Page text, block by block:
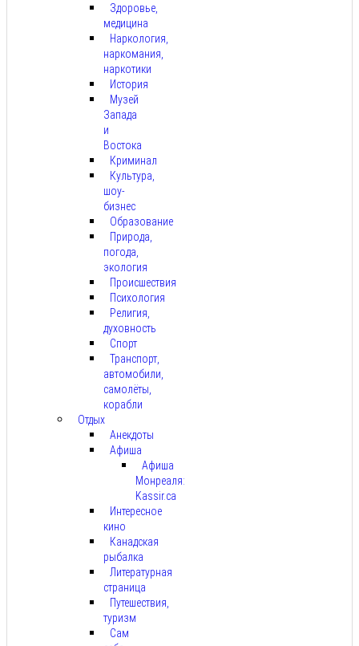
Здоровье,
медицина
Наркология,
наркомания,
наркотики
История
Музей
Запада
и
Востока
Криминал
Культура,
шоу-
бизнес
Образование
Природа,
погода,
экология
Происшествия
Психология
Религия,
духовность
Спорт
Транспорт,
автомобили,
самолёты,
корабли
Отдых
Анекдоты
Афиша
Афиша
Монреаля:
Kassir.ca
Интересное
кино
Канадская
рыбалка
Литературная
страница
Путешествия,
туризм
Сам